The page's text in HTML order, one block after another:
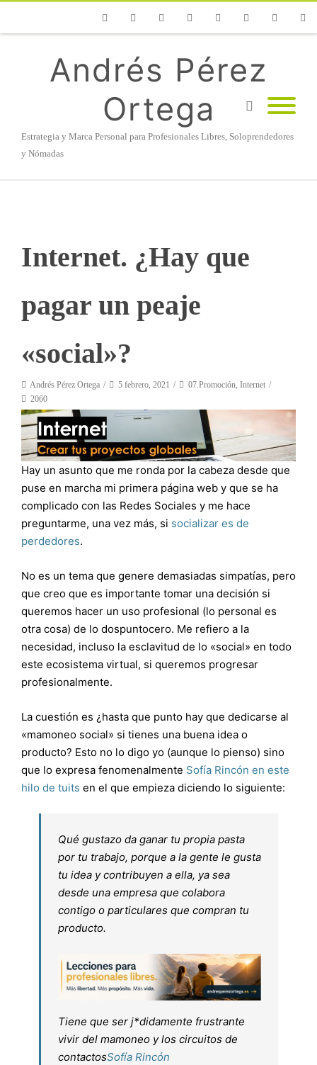
Andrés Pérez
Ortega
Estrategia y Marca Personal para Profesionales Libres, Soloprendedores
y Nómadas
Internet. ¿Hay que
pagar un peaje
«social»?
Andrés Pérez Ortega 5 febrero, 2021 07.Promoción, Internet
2060
Hay un asunto que me ronda por la cabeza desde que
puse en marcha mi primera página web y que se ha
complicado con las Redes Sociales y me hace
preguntarme, una vez más, si socializar es de
perdedores.
No es un tema que genere demasiadas simpatías, pero
que creo que es importante tomar una decisión si
queremos hacer un uso profesional (lo personal es
otra cosa) de lo dospuntocero. Me refiero a la
necesidad, incluso la esclavitud de lo «social» en todo
este ecosistema virtual, si queremos progresar
profesionalmente.
La cuestión es ¿hasta que punto hay que dedicarse al
«mamoneo social» si tienes una buena idea o
producto? Esto no lo digo yo (aunque lo pienso) sino
que lo expresa fenomenalmente Sofía Rincón en este
hilo de tuits en el que empieza diciendo lo siguiente:
Qué gustazo da ganar tu propia pasta
por tu trabajo, porque a la gente le gusta
tu idea y contribuyen a ella, ya sea
desde una empresa que colabora
contigo o particulares que compran tu
producto.
Tiene que ser j*didamente frustrante
vivir del mamoneo y los circuitos de
contactosSofía Rincón